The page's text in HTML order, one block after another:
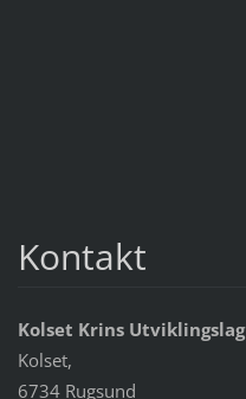
Kontakt
Kolset Krins Utviklingslag
Kolset,
6734 Rugsund